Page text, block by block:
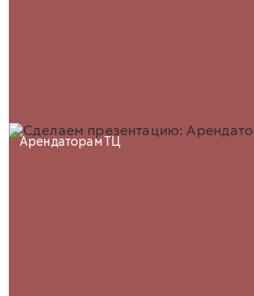
Арендаторам ТЦ